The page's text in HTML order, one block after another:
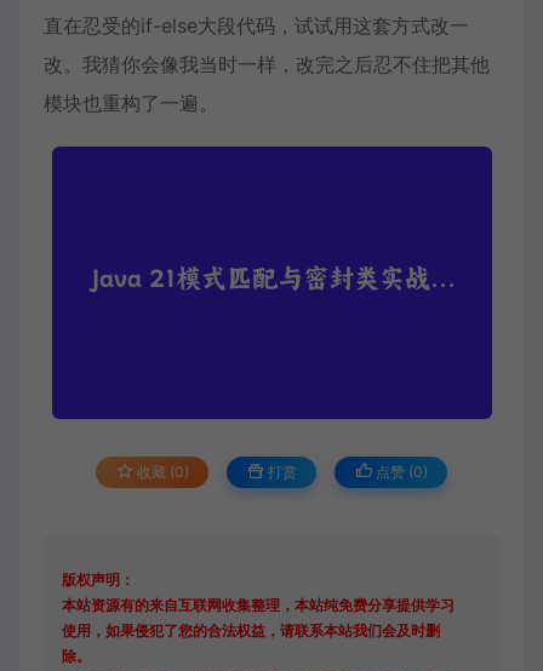
直在忍受的if-else大段代码，试试用这套方式改一
改。我猜你会像我当时一样，改完之后忍不住把其他
模块也重构了一遍。
收藏 (0) 打赏 点赞 (0)
版权声明：
本站资源有的来自互联网收集整理，本站纯免费分享提供学习
使用，如果侵犯了您的合法权益，请联系本站我们会及时删
除。